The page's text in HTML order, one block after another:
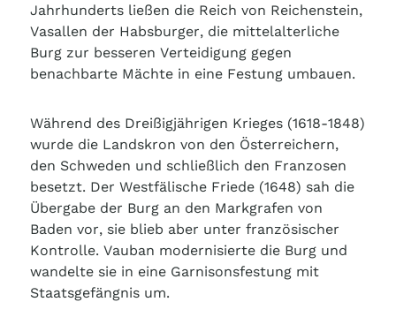
Jahrhunderts ließen die Reich von Reichenstein,
Vasallen der Habsburger, die mittelalterliche
Burg zur besseren Verteidigung gegen
benachbarte Mächte in eine Festung umbauen.
Während des Dreißigjährigen Krieges (1618-1848)
wurde die Landskron von den Österreichern,
den Schweden und schließlich den Franzosen
besetzt. Der Westfälische Friede (1648) sah die
Übergabe der Burg an den Markgrafen von
Baden vor, sie blieb aber unter französischer
Kontrolle. Vauban modernisierte die Burg und
wandelte sie in eine Garnisonsfestung mit
Staatsgefängnis um.